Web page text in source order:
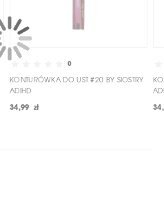
0
KONTURÓWKA DO UST #20 BY SIOSTRY
ADIHD
34,99 zł